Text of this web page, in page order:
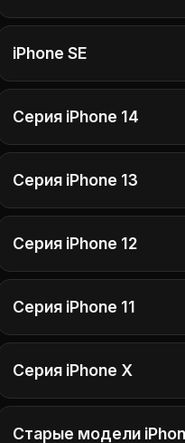
iPhone SE
Серия iPhone 14
Серия iPhone 13
Серия iPhone 12
Серия iPhone 11
Серия iPhone X
Старые модели